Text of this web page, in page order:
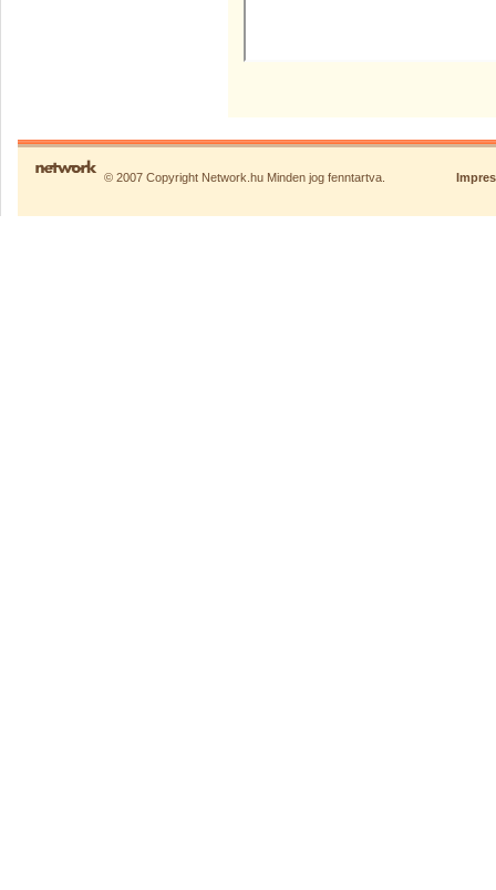
© 2007 Copyright Network.hu Minden jog fenntartva.